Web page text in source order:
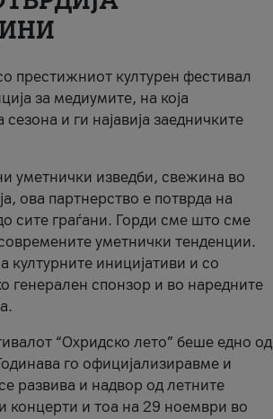
престижниот културен фестивал
за медиумите, на која
и ги најавија заедничките
уметнички изведби, свежина во
ова партнерство е потврда на
сите граѓани. Горди сме што сме
уметнички тенденции.
културните иницијативи и со
генерален спонзор и во наредните
“Охридско лето” беше едно од
го официјализиравме и
развива и надвор од летните
концерти и тоа на 29 ноември во